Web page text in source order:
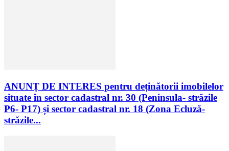
ANUNȚ DE INTERES pentru deținătorii imobilelor
situate în sector cadastral nr. 30 (Peninsula- străzile
P6- P17) și sector cadastral nr. 18 (Zona Ecluză-
străzile...